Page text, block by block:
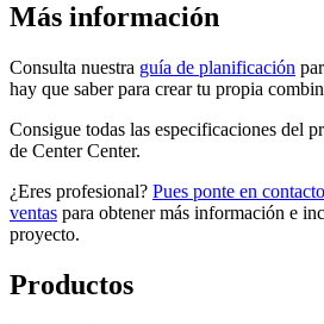
Más información
Consulta nuestra guía de planificación
hay que saber para crear tu propia
Consigue todas las especificaciones del
de Center Center.
¿Eres profesional? Pues ponte en
ventas para obtener más información e
proyecto.
Productos